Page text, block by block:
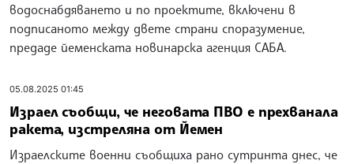
водоснабдяването и по проектите, включени в
подписаното между двете страни споразумение,
предаде йеменската новинарска агенция САБА.
05.08.2025 01:45
Израел съобщи, че неговата ПВО е прехванала
ракета, изстреляна от Йемен
Израелските военни съобщиха рано сутринта днес, че